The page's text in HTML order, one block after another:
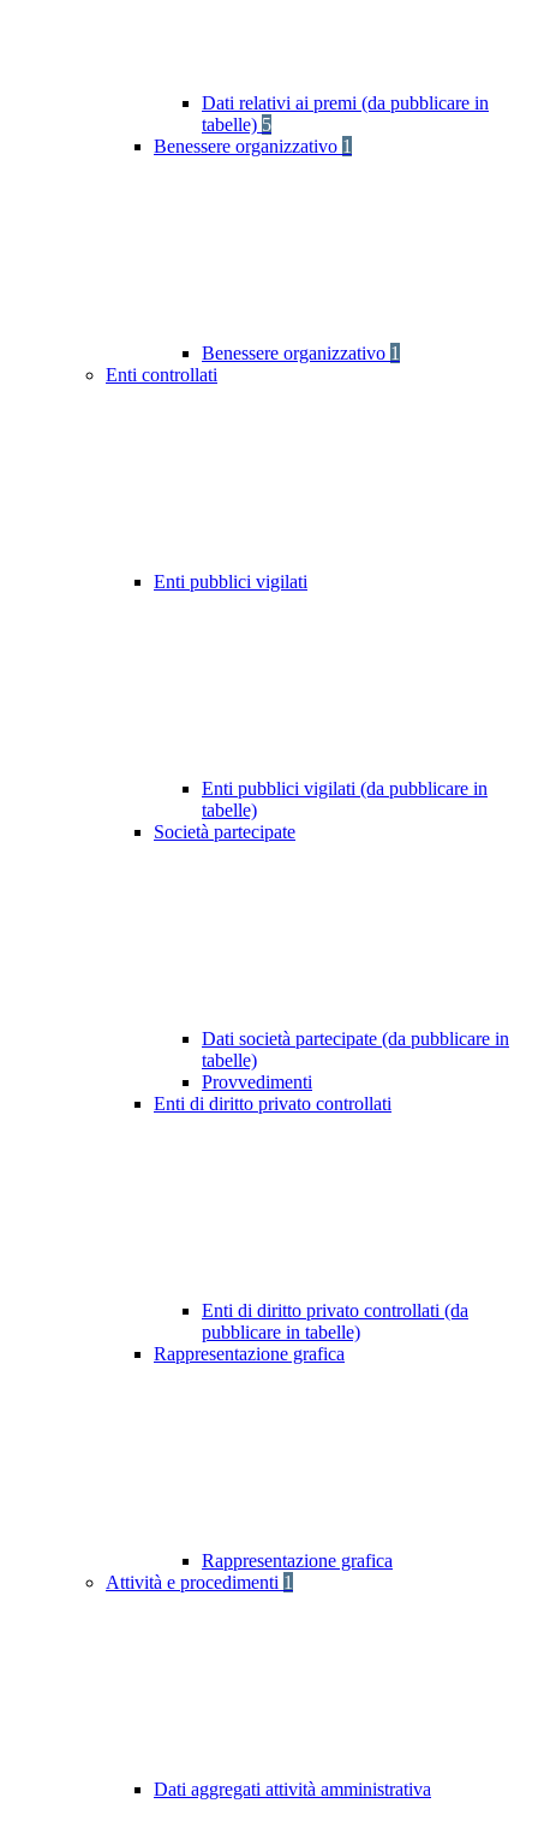
Dati relativi ai premi (da pubblicare in
tabelle) 5
Benessere organizzativo 1
Benessere organizzativo 1
Enti controllati
Enti pubblici vigilati
Enti pubblici vigilati (da pubblicare in
tabelle)
Società partecipate
Dati società partecipate (da pubblicare in
tabelle)
Provvedimenti
Enti di diritto privato controllati
Enti di diritto privato controllati (da
pubblicare in tabelle)
Rappresentazione grafica
Rappresentazione grafica
Attività e procedimenti 1
Dati aggregati attività amministrativa